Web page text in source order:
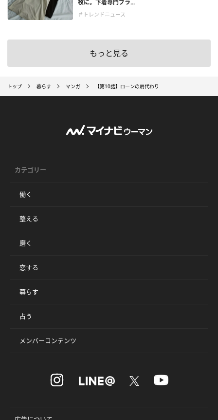
枚に。下着専門ブラ...
＃トレンドニュース
もっと見る
トップ 暮らす マンガ 【第10話】ローンの肩代わり
カテゴリー
働く
整える
磨く
恋する
暮らす
占う
メンバーコンテンツ